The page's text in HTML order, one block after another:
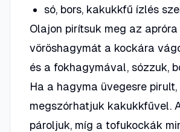
só, bors, kakukkfű ízlés
Olajon pirítsuk meg az
vöröshagymát a kockára
és a fokhagymával, sózzuk,
Ha a hagyma üvegesre pirult,
megszórhatjuk kakukkfűvel.
pároljuk, míg a tofukockák